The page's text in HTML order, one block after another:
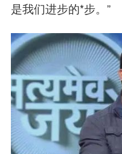
是我们进步的*步。”